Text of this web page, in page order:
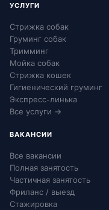
УСЛУГИ
Стрижка собак
Груминг собак
Тримминг
Мойка собак
Стрижка кошек
Гигиенический груминг
Экспресс-линька
Все услуги →
ВАКАНСИИ
Все вакансии
Полная занятость
Частичная занятость
Фриланс / выезд
Стажировка